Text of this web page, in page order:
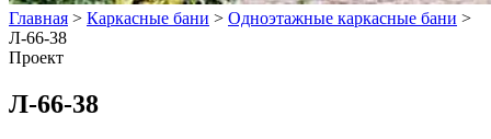
Главная > Каркасные бани > Одноэтажные каркасные бани >
Л-66-38
Проект
Л-66-38